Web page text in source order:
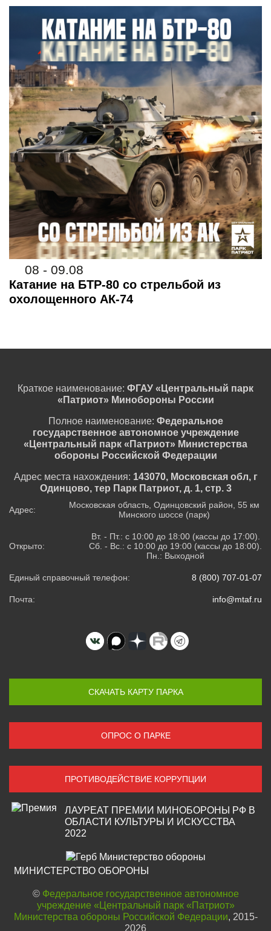
08 - 09.08
Катание на БТР-80 со стрельбой из
охолощенного АК-74
Краткое наименование: ФГАУ «Центральный парк
«Патриот» Минобороны России
Полное наименование: Федеральное
государственное автономное учреждение
«Центральный парк «Патриот» Министерства
обороны Российской Федерации
Адрес места нахождения: 143070, Московская обл, г
Одинцово, тер Парк Патриот, д. 1, стр. 3
Адрес:
Московская область, Одинцовский район, 55 км
Минского шоссе (парк)
Открыто:
Вт. - Пт.: с 10:00 до 18:00 (кассы до 17:00).
Сб. - Вс.: с 10:00 до 19:00 (кассы до 18:00).
Пн.: Выходной
Единый справочный телефон: 8 (800) 707-01-07
Почта: info@mtaf.ru
СКАЧАТЬ КАРТУ ПАРКА
ОПРОС О ПАРКЕ
ПРОТИВОДЕЙСТВИЕ КОРРУПЦИИ
ЛАУРЕАТ ПРЕМИИ МИНОБОРОНЫ РФ В
ОБЛАСТИ КУЛЬТУРЫ И ИСКУССТВА
2022
МИНИСТЕРСТВО ОБОРОНЫ
© Федеральное государственное автономное
учреждение «Центральный парк «Патриот»
Министерства обороны Российской Федерации, 2015-
2026